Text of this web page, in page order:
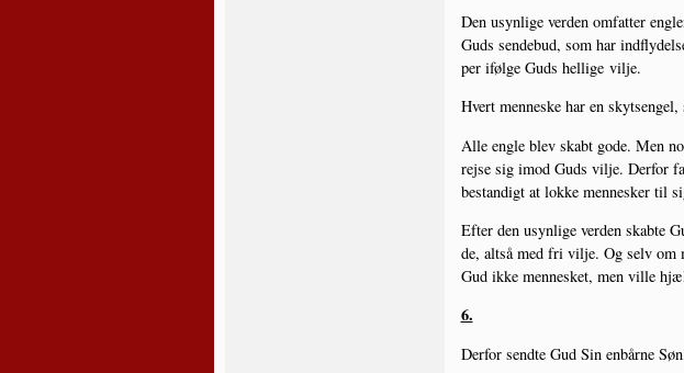
Den usyn­li­ge ver­den omfat­ter
Guds sen­de­bud, som har
per iføl­ge Guds hel­li­ge vilje.
Hvert men­ne­ske har en
Alle eng­le blev skabt gode. Men
rej­se sig imod Guds vil­je. Der­for
bestan­digt at lok­ke men­ne­sker til
Efter den usyn­li­ge ver­den skab­te
de, alt­så med fri vil­je. Og selv om
Gud ikke men­ne­sket, men vil­le
6.
Der­for send­te Gud Sin enbår­ne